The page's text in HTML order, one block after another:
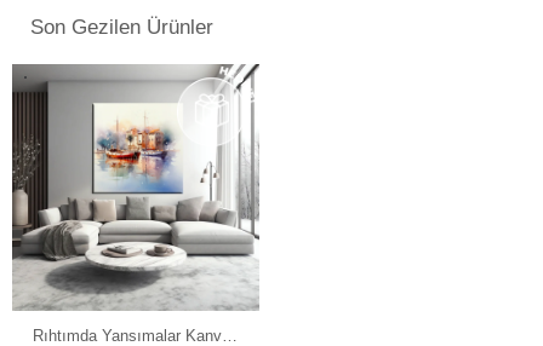
Son Gezilen Ürünler
Rıhtımda Yansımalar Kanvas